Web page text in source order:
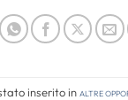
inserito in Altre